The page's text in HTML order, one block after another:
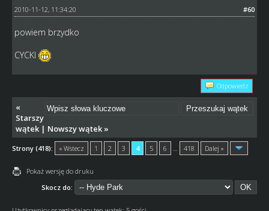
#60
2010-11-12, 11:34:20
powiem brzydko
CYCKI
Odpowiedz
«
Starszy
wątek| Nowszy wątek»
Strony (418): « Wstecz 1 2 3 4 5 6 … 418 Dalej »
Pokaż wersję do druku
Skocz do: